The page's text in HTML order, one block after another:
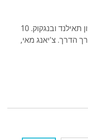
טיול זוגי לתאילנד - כמעט שבועיים בצפון תאילנד ובנגקוק. 10
הדרך. צ'יאנג מאי,